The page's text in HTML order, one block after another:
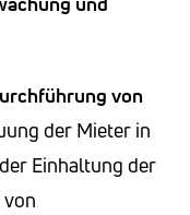
von
der Mieter in
Einhaltung der